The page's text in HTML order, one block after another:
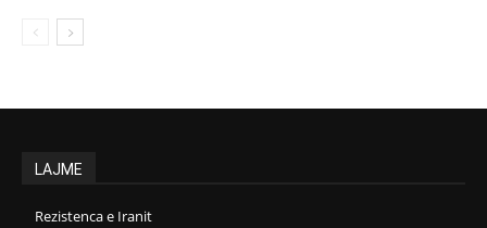
LAJME
Rezistenca e Iranit